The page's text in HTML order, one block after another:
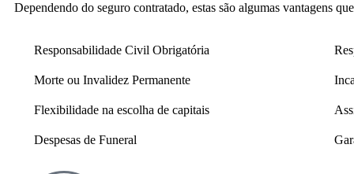
Dependendo do seguro contratado, estas são algumas vantagens
Responsabilidade Civil Obrigatória
Morte ou Invalidez Permanente
Flexibilidade na escolha de capitais
Despesas de Funeral